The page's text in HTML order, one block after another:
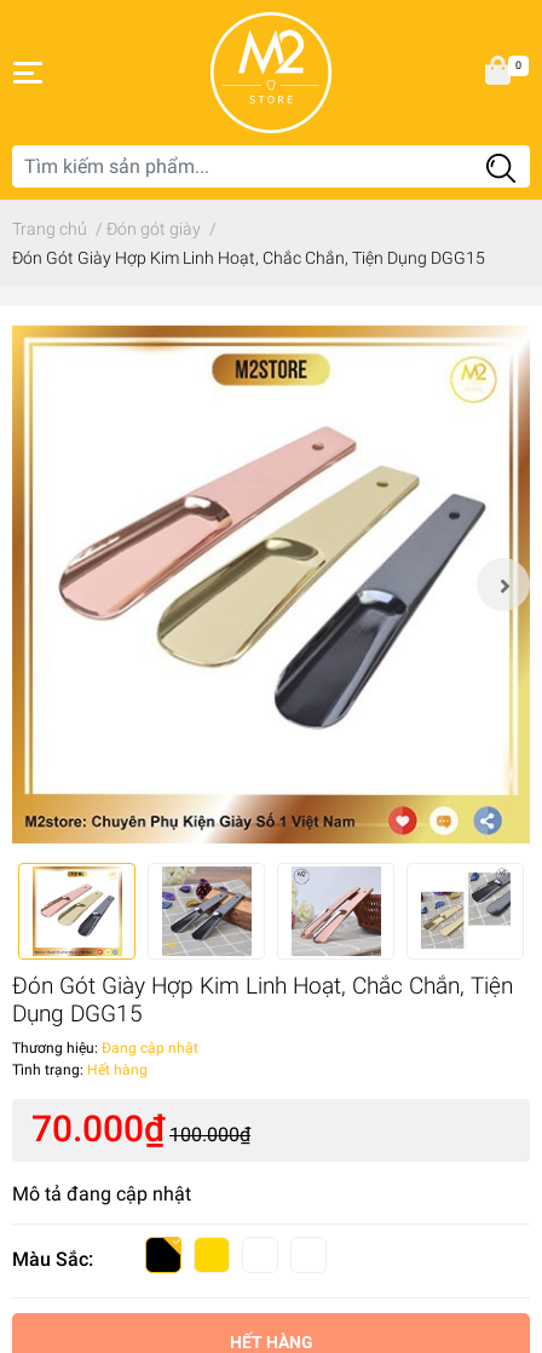
0
Trang chủ / Đón gót giày /
Đón Gót Giày Hợp Kim Linh Hoạt, Chắc Chắn, Tiện Dụng DGG15
Đón Gót Giày Hợp Kim Linh Hoạt, Chắc Chắn, Tiện
Dụng DGG15
Thương hiệu: Đang cập nhật
Tình trạng: Hết hàng
70.000₫ 100.000₫
Mô tả đang cập nhật
Màu Sắc:
HẾT HÀNG